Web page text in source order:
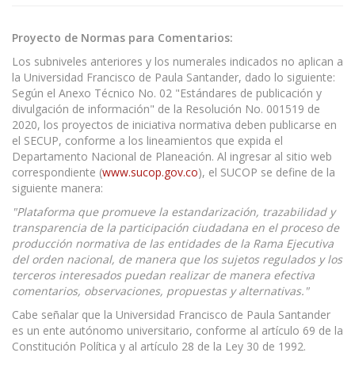
Proyecto de Normas para Comentarios:
Los subniveles anteriores y los numerales indicados no aplican a
la Universidad Francisco de Paula Santander, dado lo siguiente:
Según el Anexo Técnico No. 02 "Estándares de publicación y
divulgación de información" de la Resolución No. 001519 de
2020, los proyectos de iniciativa normativa deben publicarse en
el SECUP, conforme a los lineamientos que expida el
Departamento Nacional de Planeación. Al ingresar al sitio web
correspondiente (www.sucop.gov.co), el SUCOP se define de la
siguiente manera:
"Plataforma que promueve la estandarización, trazabilidad y
transparencia de la participación ciudadana en el proceso de
producción normativa de las entidades de la Rama Ejecutiva
del orden nacional, de manera que los sujetos regulados y los
terceros interesados puedan realizar de manera efectiva
comentarios, observaciones, propuestas y alternativas."
Cabe señalar que la Universidad Francisco de Paula Santander
es un ente autónomo universitario, conforme al artículo 69 de la
Constitución Política y al artículo 28 de la Ley 30 de 1992.